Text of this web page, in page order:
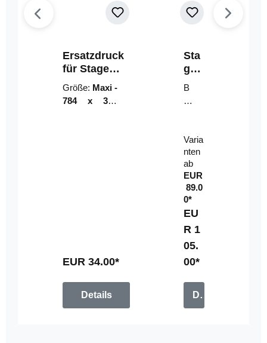
Ersatzdruck
für Stage
Riser
Größe: Maxi -
784 x 314
EUR 34.00*
Details
Sta
geri
ser-
LE
D-
el
B
un
mi
t
Fe
rn
be
di
en
u
n
g
Varia
nten
ab
EUR
89.0
0*
EU
R 1
05.
00*
Details